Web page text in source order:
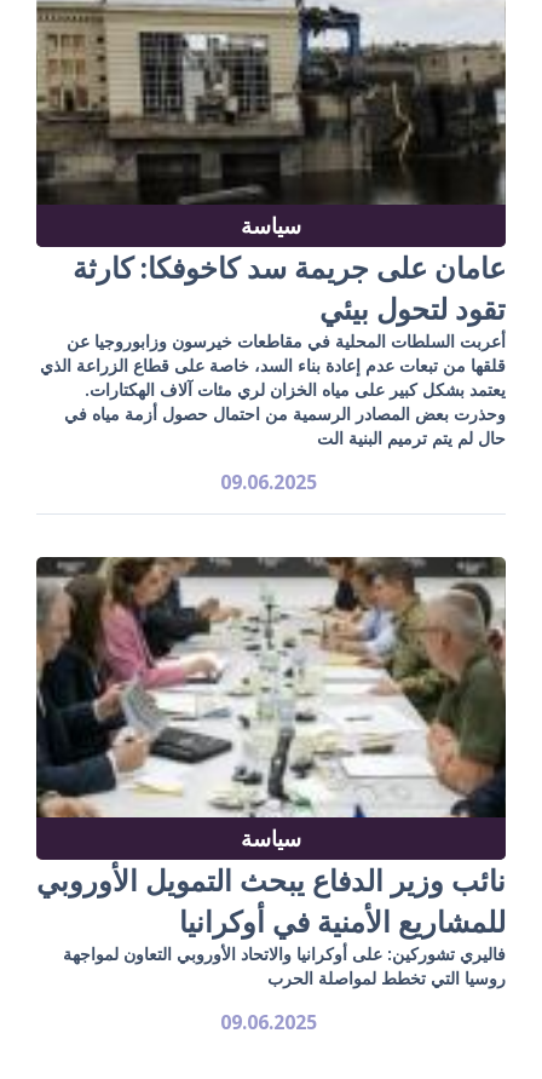
سياسة
عامان على جريمة سد كاخوفكا: كارثة
تقود لتحول بيئي
أعربت السلطات المحلية في مقاطعات خيرسون وزابوروجيا عن
قلقها من تبعات عدم إعادة بناء السد، خاصة على قطاع الزراعة الذي
يعتمد بشكل كبير على مياه الخزان لري مئات آلاف الهكتارات.
وحذرت بعض المصادر الرسمية من احتمال حصول أزمة مياه في
حال لم يتم ترميم البنية الت
09.06.2025
سياسة
نائب وزير الدفاع يبحث التمويل الأوروبي
للمشاريع الأمنية في أوكرانيا
فاليري تشوركين: على أوكرانيا والاتحاد الأوروبي التعاون لمواجهة
روسيا التي تخطط لمواصلة الحرب
09.06.2025